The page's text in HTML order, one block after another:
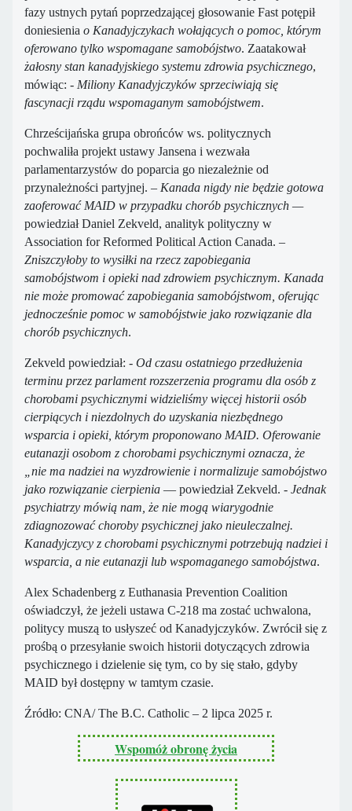
fazy ustnych pytań poprzedzającej głosowanie Fast potępił
doniesienia o Kanadyjczykach wołających o pomoc, którym
oferowano tylko wspomagane samobójstwo. Zaatakował
żałosny stan kanadyjskiego systemu zdrowia psychicznego,
mówiąc: - Miliony Kanadyjczyków sprzeciwiają się
fascynacji rządu wspomaganym samobójstwem.
Chrześcijańska grupa obrońców ws. politycznych
pochwaliła projekt ustawy Jansena i wezwała
parlamentarzystów do poparcia go niezależnie od
przynależności partyjnej. – Kanada nigdy nie będzie gotowa
zaoferować MAID w przypadku chorób psychicznych —
powiedział Daniel Zekveld, analityk polityczny w
Association for Reformed Political Action Canada. –
Zniszczyłoby to wysiłki na rzecz zapobiegania
samobójstwom i opieki nad zdrowiem psychicznym. Kanada
nie może promować zapobiegania samobójstwom, oferując
jednocześnie pomoc w samobójstwie jako rozwiązanie dla
chorób psychicznych.
Zekveld powiedział: - Od czasu ostatniego przedłużenia
terminu przez parlament rozszerzenia programu dla osób z
chorobami psychicznymi widzieliśmy więcej historii osób
cierpiących i niezdolnych do uzyskania niezbędnego
wsparcia i opieki, którym proponowano MAID. Oferowanie
eutanazji osobom z chorobami psychicznymi oznacza, że ​​
„nie ma nadziei na wyzdrowienie i normalizuje samobójstwo
jako rozwiązanie cierpienia — powiedział Zekveld. - Jednak
psychiatrzy mówią nam, że nie mogą wiarygodnie
zdiagnozować choroby psychicznej jako nieuleczalnej.
Kanadyjczycy z chorobami psychicznymi potrzebują nadziei i
wsparcia, a nie eutanazji lub wspomaganego samobójstwa.
Alex Schadenberg z Euthanasia Prevention Coalition
oświadczył, że jeżeli ustawa C-218 ma zostać uchwalona, ​​
politycy muszą to usłyszeć od Kanadyjczyków. Zwrócił się z
prośbą o przesyłanie swoich historii dotyczących zdrowia
psychicznego i dzielenie się tym, co by się stało, gdyby
MAID był dostępny w tamtym czasie.
Źródło: CNA/ The B.C. Catholic – 2 lipca 2025 r.
Wspomóż obronę życia